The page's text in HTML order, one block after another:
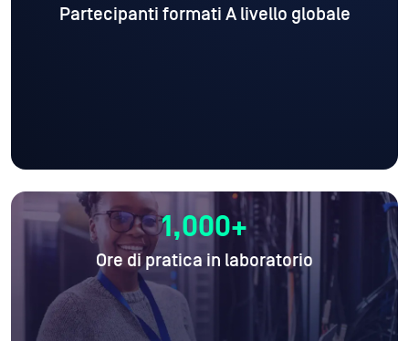
Partecipanti formati A livello globale
1,000+
Ore di pratica in laboratorio